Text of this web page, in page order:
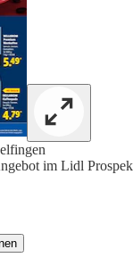
im Lidl